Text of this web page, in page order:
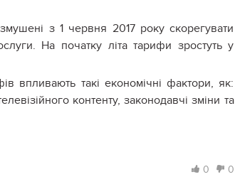
з 1 червня 2017 року скорегувати
На початку літа тарифи зростуть у
впливають такі економічні фактори, як:
контенту, законодавчі зміни та
0 0